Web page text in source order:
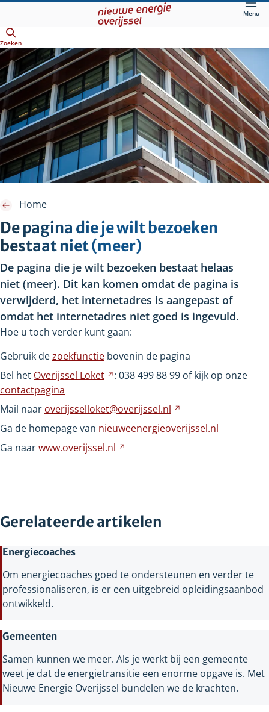
hoofdinhoud
Menu
Zoeken
De pagina die je wilt bezoeken
bestaat niet (meer)
Home
De pagina die je wilt bezoeken bestaat helaas
niet (meer). Dit kan komen omdat de pagina is
verwijderd, het internetadres is aangepast of
omdat het internetadres niet goed is ingevuld.
Hoe u toch verder kunt gaan:
Gebruik dezoekfunctie bovenin de pagina
Bel het Overijssel Loket
Verwijst
een
andere
website
: 0384998899 of kijk op onze
contactpagina
Mail naar overijsselloket@overijssel.nl
naar
een
Ga de homepage van nieuweenergieoverijssel.nl
Ga naarwww.overijssel.nl
Gerelateerde artikelen
Energiecoaches
Om energiecoaches goed te ondersteunen en verder te
professionaliseren, is er een uitgebreid opleidingsaanbod
ontwikkeld.
Gemeenten
Samen kunnen we meer. Als je werkt bij een gemeente
weet je dat de energietransitie een enorme opgave is. Met
Nieuwe Energie Overijssel bundelen we de krachten.